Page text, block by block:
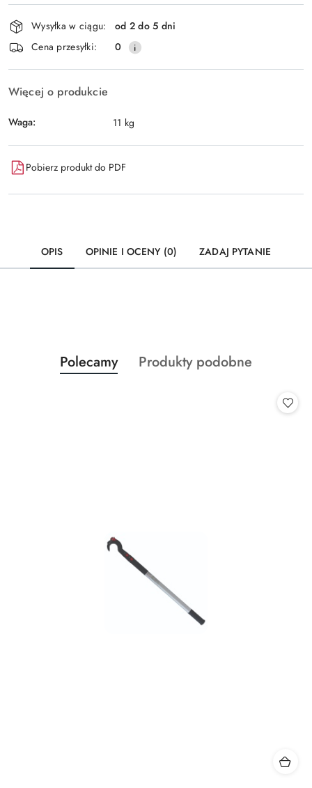
Wyślij
Dostępność
i
dostawa
Wysyłka w ciągu:
od 2 do 5 dni
Cena przesyłki:
0
Więcej o produkcie
Waga: 11 kg
Pobierz produkt do PDF
OPIS OPINIE I OCENY (0) ZADAJ PYTANIE
Pomiń karuzelę produktów
Produkty
o
Polecamy
Produkty
Produkty podobne